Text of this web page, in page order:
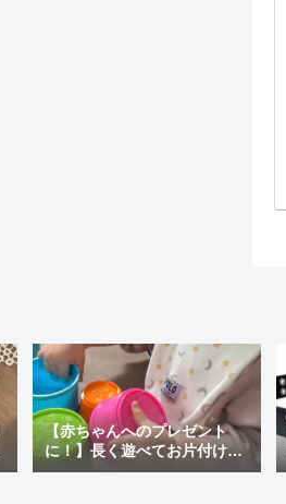
【赤ちゃんへのプレゼント
に！】長く遊べてお片付けも
ラクチン♪「アンパンマン 天